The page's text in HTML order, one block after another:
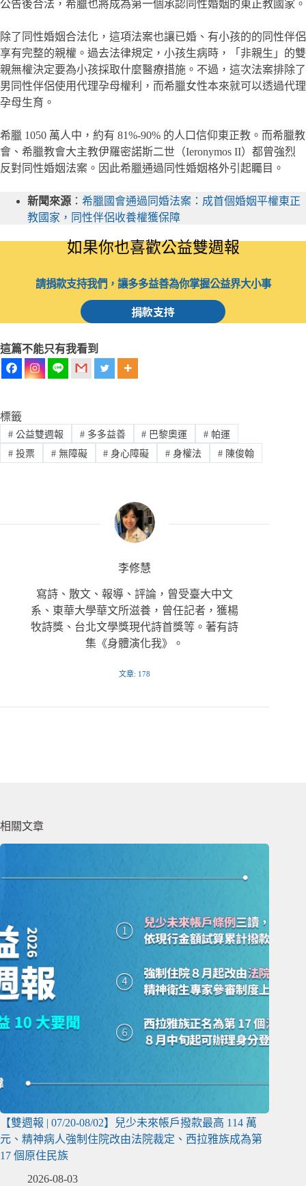
公告後合法，希臘也將成為第一個承認同性婚姻的東正教國家。
除了同性婚姻合法化，這項法案也讓已婚、有小孩的的同性伴侶
享有完整的親權。過去法律規定，小孩生病時，「非親生」的雙
親無權決定要為小孩採取什麼醫療措施。不過，這次法案排除了
男同性伴侶使用代理孕母權利，而希臘女性本來就可以透過代理
孕母生育。
希臘 1050 萬人中，約有 81%-90% 的人口信仰東正教。而希臘教
會、希臘教會大主教伊羅密諾斯二世（Ieronymos II）都曾強烈
反對同性婚姻法案。因此希臘通過同性婚姻格外引起矚目。
新聞來源 ： 希臘國會通過同婚法案：成首個婚姻平權東正
教國家，同性伴侶收養權獲保障
如果你也喜歡公益雙週報
請捐款支持我們，讓多多益善為你掌握公益界大小事
捐款支持
這篇不能只有我看到
標籤
#公益雙週報 #多多益善 # 巴黎奧運 # 帕運
#投票 #無障礙 # 身心障礙 # 身權法 # 陳俊翰
李修慧
寫詩、散文、報導、評論，曾受臺大中文
系、東華大學華文所滋養，曾任記者，獲楊
牧詩獎、台北文學獎現代詩首獎等。著有詩
集《身體演化我》。
文章: 178
相關文章
【雙週報 | 07/20-08/02】兒少未來帳戶撥款最高 114 萬
元、精神病人強制住院改由法院裁定、西拉雅族成為第
17 個原住民族
2026-08-03